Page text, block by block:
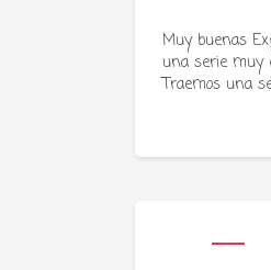
Muy buenas
una serie muy
Traemos una